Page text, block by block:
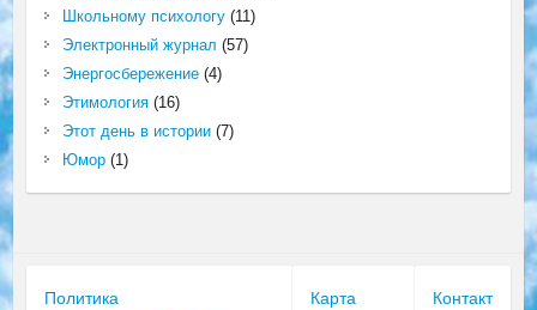
Школьному психологу(11)
Электронный журнал (57)
Энергосбережение(4)
Этимология(16)
Этот день в истории(7)
Юмор(1)
Политика
Карта
Контакт